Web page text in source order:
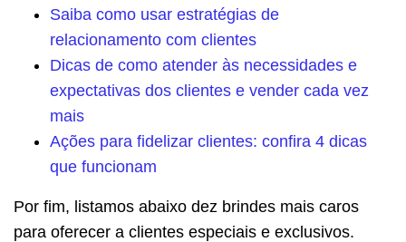
Saiba como usar estratégias de
relacionamento com clientes
Dicas de como atender às necessidades e
expectativas dos clientes e vender cada vez
mais
Ações para fidelizar clientes: confira 4 dicas
que funcionam
Por fim, listamos abaixo dez brindes mais caros
para oferecer a clientes especiais e exclusivos.